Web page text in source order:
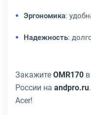
Эргономика:
Надежность:
Закажите OMR170 в
России на andpro.ru
Acer!